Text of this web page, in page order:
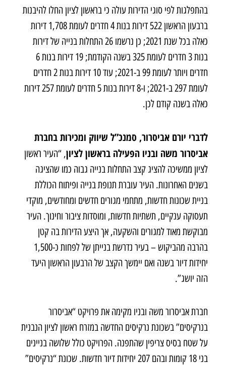
בהתפלגות לפי סוגי הדירות עולה כי בראשון לציון החלו להיבנות
ברבעון הראשון 522 דירות בנות 4 חדרים לעומת 1,708 דירות
כאלה בכל שנת 2021; כן נרשמו 26 התחלות בנייה של דירות
בנות 3 חדרים לעומת 325 בשנה הקודמת; 19 דירות בנות 6
חדרים ויותר לעומת 99 ב-2021; עוד 10 דירות בנות 2 חדרים
לעומת 297 ב-2021; ו-8 דירות בנות 5 חדרים לעומת 257 דירות
כאלה בשנה קודם לכן.
לדברי יורם אביסרור, סמנכ”ל שיווק ומכירות בחברת
אביסרור משה ובניו הפעילה בראשון לציון, “העיר ראשון
לציון ממשיכה להציג קצב התחלות בנייה גבוה כמו שהציגה
בשנים האחרונות. העיר עוברת תנופת בנייה ופיתוח הכוללת
בניית שכונות חדשות, מתחמי מגורים חדשים ומחודשים, מוקדי
תעסוקה ענקיים, תשתיות חדשות, ומוסדות ציבור וחינוך. העיר
מבוקשת מאוד למגורים והשקעה, אך היצע הדירות בה קטן
בהרבה מהביקוש – בעיר נדרשת בנייתן של לפחות כ-1,500
יחידות דיור בשנה ואם יימשך הקצב של הרבעון הראשון היעד
הזה יושג”.
חברת אביסרור משה ובניו מקימה את פרויקט “אביסרור
בנרקיסים” בשכונת נרקיסים החדשה במזרח ראשון לציון הנבנית
על שטח בסיס צריפין שהתפנה. הפרויקט כולל שלושה בניינים
בני 18 קומות ובהם 207 יחידות דיור חדשות. שכונת “נרקיסים”